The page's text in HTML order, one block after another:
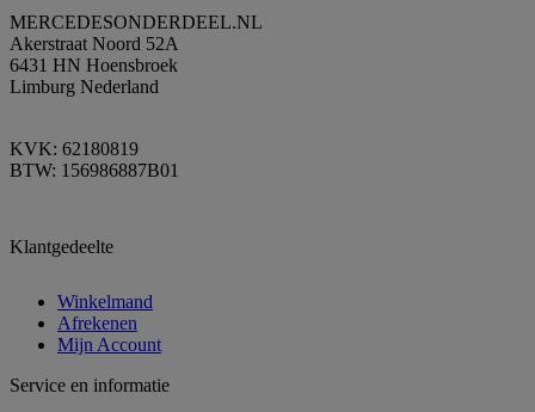
MERCEDESONDERDEEL.NL
Akerstraat Noord 52A
6431 HN Hoensbroek
Limburg Nederland
KVK: 62180819
BTW: 156986887B01
Klantgedeelte
Winkelmand
Afrekenen
Mijn Account
Service en informatie